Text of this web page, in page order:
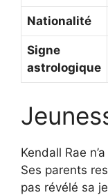
Nationalité
Signe
astrologique
Kendall Rae
Ses parents
pas révélé sa